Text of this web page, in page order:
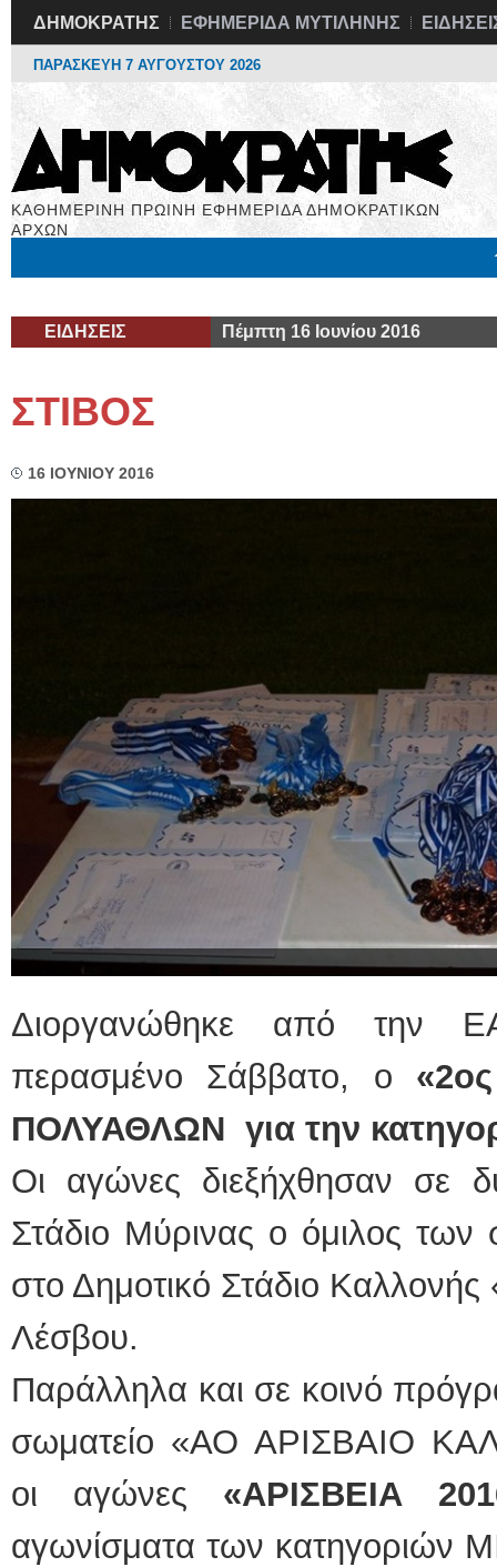
ΔΗΜΟΚΡΑΤΗΣ ΕΦΗΜΕΡΙΔΑ ΜΥΤΙΛΗΝΗΣ
ΠΑΡΑΣΚΕΥΗ 7 ΑΥΓΟΥΣΤΟΥ 2026
ΚΑΘΗΜΕΡΙΝΗ ΠΡΩΙΝΗ ΕΦΗΜΕΡΙΔΑ ΔΗΜΟΚΡΑΤΙΚΩΝ
ΑΡΧΩΝ
ΕΙΔΗΣΕΙΣ Πέμπτη 16 Ιουνίου 2016
ΣΤΙΒΟΣ
16 ΙΟΥΝΙΟΥ 2016
Διοργανώθηκε από την
περασμένο Σάββατο, ο
ΠΟΛΥΑΘΛΩΝ για την
Οι αγώνες διεξήχθησαν σε
Στάδιο Μύρινας ο όμιλος
στο Δημοτικό Στάδιο
Λέσβου.
Παράλληλα και σε κοινό
σωματείο «ΑΟ ΑΡΙΣΒΑΙΟ
οι αγώνες «ΑΡΙΣΒΕΙΑ
αγωνίσματα των